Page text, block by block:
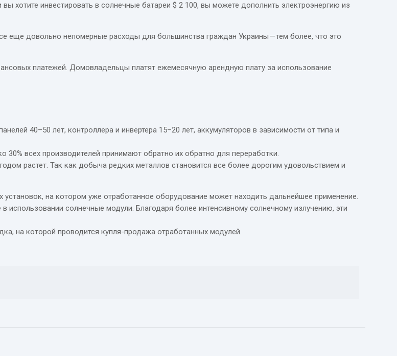
хотите инвестировать в солнечные батареи $ 2 100, вы можете дополнить электроэнергию из
еще довольно непомерные расходы для большинства граждан Украины — тем более, что это
платежей. Домовладельцы платят ежемесячную арендную плату за использование
40–50 лет, контроллера и инвертера 15–20 лет, аккумуляторов в зависимости от типа и
30% всех производителей принимают обратно их обратно для переработки.
растет. Так как добыча редких металлов становится все более дорогим удовольствием и
на котором уже отработанное оборудование может находить дальнейшее применение.
солнечные модули. Благодаря более интенсивному солнечному излучению, эти
на которой проводится купля-продажа отработанных модулей.